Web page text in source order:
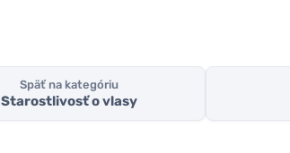
Späť na kategóriu
Starostlivosť o vlasy